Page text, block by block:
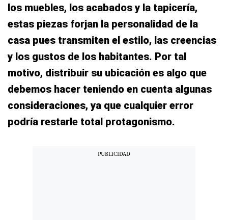
los muebles, los acabados y la tapicería,
estas piezas forjan la personalidad de la
casa pues transmiten el estilo, las creencias
y los gustos de los habitantes. Por tal
motivo, distribuir su ubicación es algo que
debemos hacer teniendo en cuenta algunas
consideraciones, ya que cualquier error
podría restarle total protagonismo.